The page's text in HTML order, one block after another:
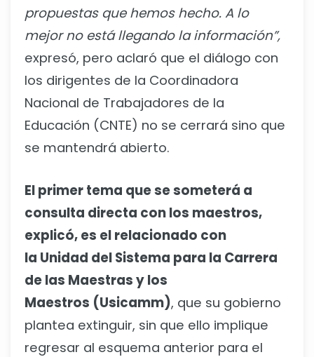
propuestas que hemos hecho. A lo
mejor no está llegando la información”,
expresó, pero aclaró que el diálogo con
los dirigentes de la Coordinadora
Nacional de Trabajadores de la
Educación (CNTE) no se cerrará sino que
se mantendrá abierto.
El primer tema que se someterá a
consulta directa con los maestros,
explicó, es el relacionado con
la Unidad del Sistema para la Carrera
de las Maestras y los
Maestros (Usicamm), que su gobierno
plantea extinguir, sin que ello implique
regresar al esquema anterior para el